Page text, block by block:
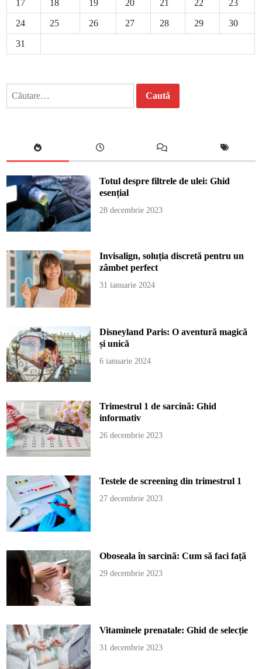
17 18 19 20 21 22 23
24 25 26 27 28 29 30
31
Totul despre filtrele de ulei: Ghid
esențial
28 decembrie 2023
Invisalign, soluția discretă pentru un
zâmbet perfect
31 ianuarie 2024
Disneyland Paris: O aventură magică
și unică
6 ianuarie 2024
Trimestrul 1 de sarcină: Ghid
informativ
26 decembrie 2023
Testele de screening din trimestrul 1
27 decembrie 2023
Oboseala în sarcină: Cum să faci față
29 decembrie 2023
Vitaminele prenatale: Ghid de selecție
31 decembrie 2023